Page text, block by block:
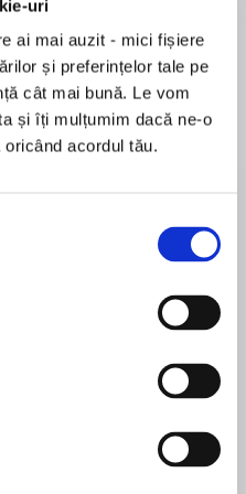
uri
ai mai auzit - mici fișiere
și preferințelor tale pe
cât mai bună. Le vom
și îți mulțumim dacă ne-o
acordul tău.
secret imaginary
that yours
little, they were the
world they invented
that they’re eleven,
spirited away into
haunts their
of the Dead Good